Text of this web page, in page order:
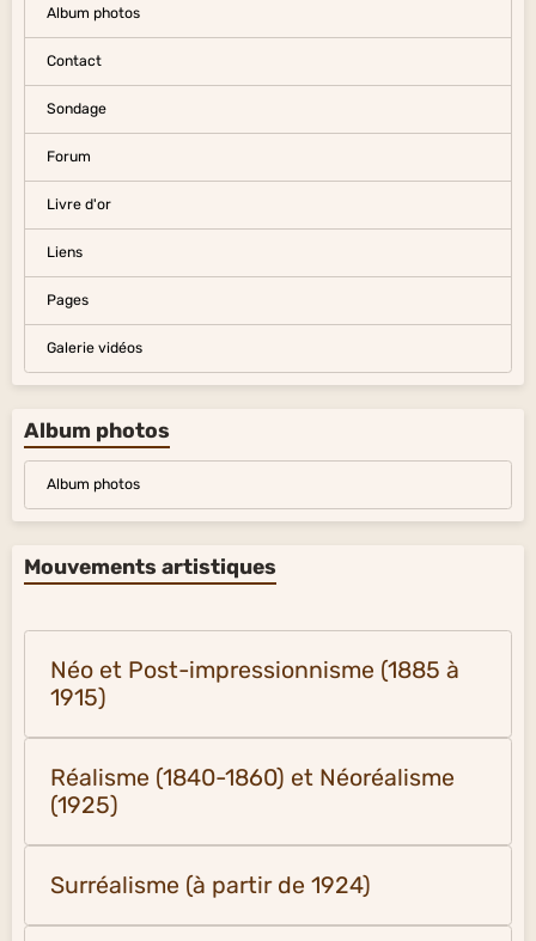
Album photos
Contact
Sondage
Forum
Livre d'or
Liens
Pages
Galerie vidéos
Album photos
Album photos
Mouvements artistiques
Néo et Post-impressionnisme (1885 à
1915)
Réalisme (1840-1860) et Néoréalisme
(1925)
Surréalisme (à partir de 1924)